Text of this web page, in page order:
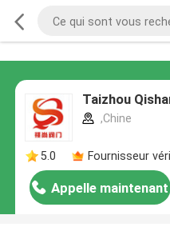
Taizhou
,Chine
5.0 Fournisseur
Appelle maintenant